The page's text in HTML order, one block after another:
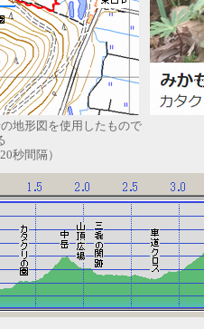
地形図を使用したもので
秒間隔）